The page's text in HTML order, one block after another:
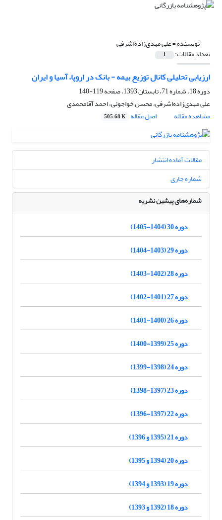
نویسنده =علی مهدی‌زاده‌اشرفی
تعداد مقالات: 1
ارزیابی تحلیلی کانال توزیع بیمه - بانک در اروپا، آسیا و ایران
دوره 18، شماره 71، تابستان 1393، صفحه
119-140
علی مهدی‌زاده‌اشرفی، محسن خواجوئی، احمد آقامحمدی
مشاهده مقاله
اصل مقاله 505.68 K
مقالات آماده انتشار
شماره جاری
شماره‌های پیشین نشریه
دوره 30 (1404-1405)
دوره 29 (1403-1404)
دوره 28 (1402-1403)
دوره 27 (1401-1402)
دوره 26 (1400-1401)
دوره 25 (1399-1400)
دوره 24 (1398-1399)
دوره 23 (1397-1398)
دوره 22 (1397-1396)
دوره 21 (1395 و 1396)
دوره 20 (1394 و 1395)
دوره 19 (1393 و 1394)
دوره 18 (1392 و 1393)